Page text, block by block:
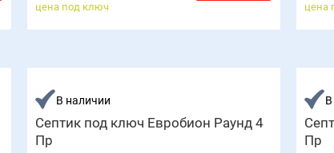
цена под ключ цена
В наличии
Септик под ключ Евробион Раунд 4
Пр
Пр